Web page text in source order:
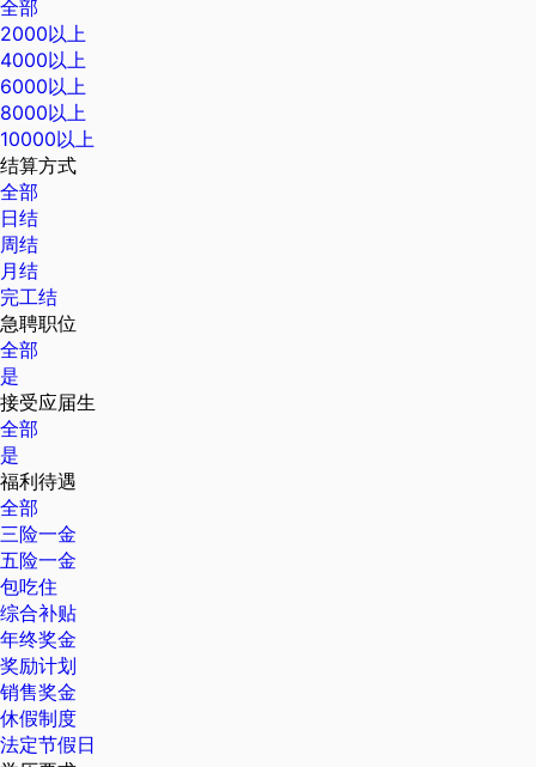
全部
2000以上
4000以上
6000以上
8000以上
10000以上
结算方式
全部
日结
周结
月结
完工结
急聘职位
全部
是
接受应届生
全部
是
福利待遇
全部
三险一金
五险一金
包吃住
综合补贴
年终奖金
奖励计划
销售奖金
休假制度
法定节假日